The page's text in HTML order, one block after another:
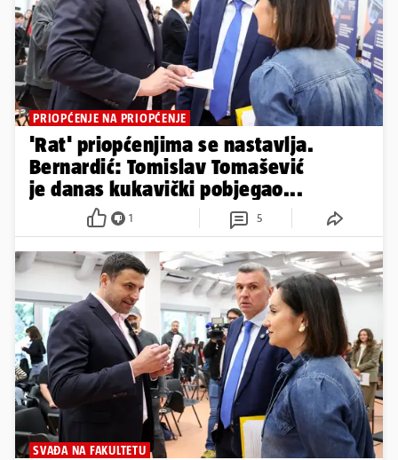
PRIOPĆENJE NA PRIOPĆENJE
'Rat' priopćenjima se nastavlja.
Bernardić: Tomislav Tomašević
je danas kukavički pobjegao...
1 5
SVAĐA NA FAKULTETU